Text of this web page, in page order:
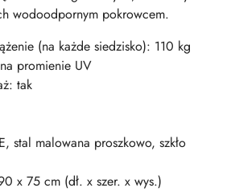
wodoodpornym pokrowcem.
(na każde siedzisko): 110 kg
promienie UV
tak
stal malowana proszkowo, szkło
x 75 cm (dł. x szer. x wys.)